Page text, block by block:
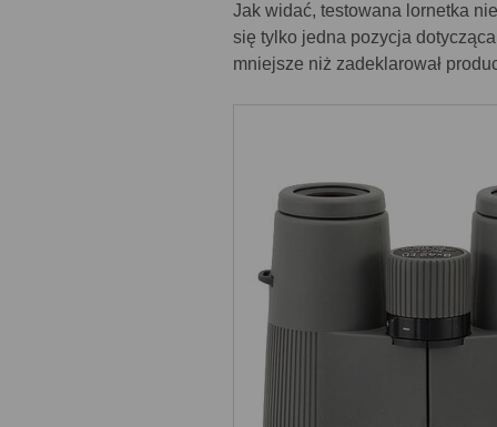
Jak widać, testowana lornetka
się tylko jedna pozycja
mniejsze niż zadeklarował